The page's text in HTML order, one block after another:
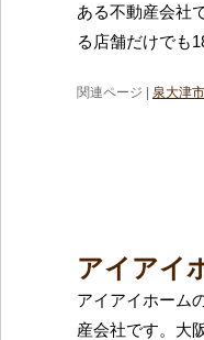
ある不動産会社
る店舗だけでも
関連ページ | 泉大津市
アイアイ
アイアイホーム
産会社です。大